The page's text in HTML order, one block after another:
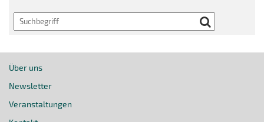
Search
Über uns
Newsletter
Veranstaltungen